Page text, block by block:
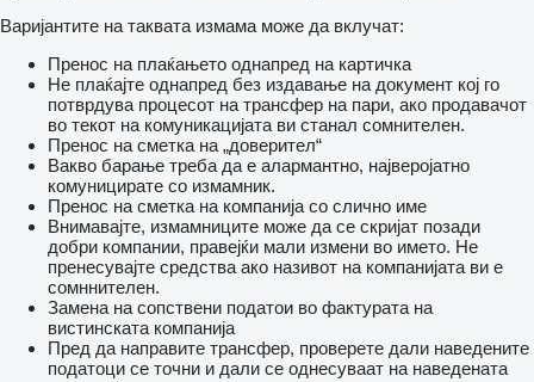
Варијантите на таквата измама може да вклучат:
Пренос на плаќањето однапред на картичка
Не плаќајте однапред без издавање на документ кој го
потврдува процесот на трансфер на пари, ако продавачот
во текот на комуникацијата ви станал сомнителен.
Пренос на сметка на „доверител“
Вакво барање треба да е алармантно, најверојатно
комуницирате со измамник.
Пренос на сметка на компанија со слично име
Внимавајте, измамниците може да се скријат позади
добри компании, правејќи мали измени во името. Не
пренесувајте средства ако називот на компанијата ви е
сомннителен.
Замена на сопствени податои во фактурата на
вистинската компанија
Пред да направите трансфер, проверете дали наведените
податоци се точни и дали се однесуваат на наведената